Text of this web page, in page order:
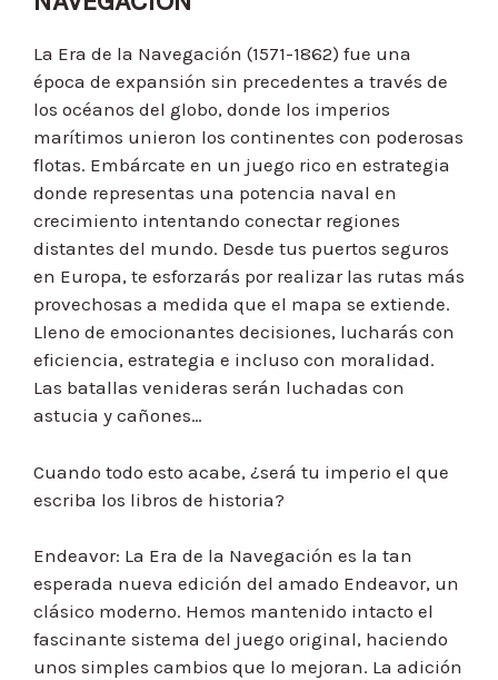
La Era de la Navegación (1571-1862) fue una
época de expansión sin precedentes a través de
los océanos del globo, donde los imperios
marítimos unieron los continentes con poderosas
flotas. Embárcate en un juego rico en estrategia
donde representas una potencia naval en
crecimiento intentando conectar regiones
distantes del mundo. Desde tus puertos seguros
en Europa, te esforzarás por realizar las rutas más
provechosas a medida que el mapa se extiende.
Lleno de emocionantes decisiones, lucharás con
eficiencia, estrategia e incluso con moralidad.
Las batallas venideras serán luchadas con
astucia y cañones…
Cuando todo esto acabe, ¿será tu imperio el que
escriba los libros de historia?
Endeavor: La Era de la Navegación es la tan
esperada nueva edición del amado Endeavor, un
clásico moderno. Hemos mantenido intacto el
fascinante sistema del juego original, haciendo
unos simples cambios que lo mejoran. La adición